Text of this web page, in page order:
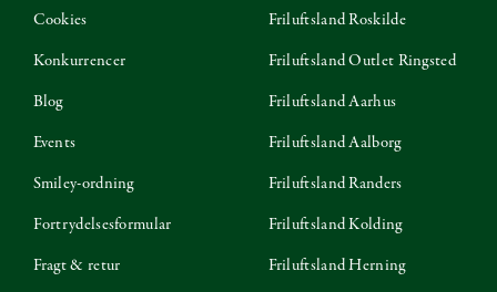
Cookies
Konkurrencer
Blog
Events
Smiley-ordning
Fortrydelsesformular
Fragt & retur
Friluftsland Roskilde
Friluftsland Outlet Ringsted
Friluftsland Aarhus
Friluftsland Aalborg
Friluftsland Randers
Friluftsland Kolding
Friluftsland Herning